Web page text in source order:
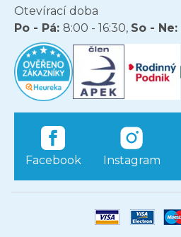
Otevírací doba
Po - Pá: 8:00 - 16:30, So - Ne:
Facebook Instagram